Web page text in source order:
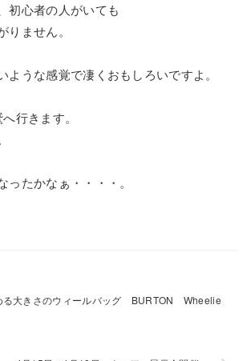
初心者の人がいても
ません。
ような感覚で凄くおもしろいですよ。
行きます。
ったかなぁ・・・・。
る大きさのウィールバッグ BURTON Wheelie